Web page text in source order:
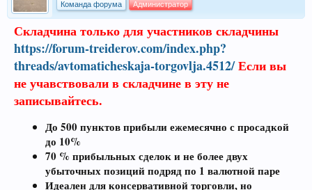
Команда форума
Администратор
Складчина только для участников складчины
https://forum-treiderov.com/index.php?
threads/avtomaticheskaja-torgovlja.4512/Если вы
не учавствовали в складчине в эту не
записывайтесь.
До 500 пунктов прибыли ежемесячно с просадкой
до 10%
70 % прибыльных сделок и не более двух
убыточных позиций подряд по 1 валютной паре
Идеален для консервативной торговли, но